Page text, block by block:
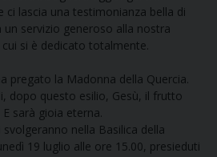
ci lascia una testimonianza bella di
servizio generoso alla nostra
si è dedicato totalmente.
pregato la Madonna della Quercia.
dopo questo esilio, Gesù, il frutto
sarà gioia eterna.
nella Basilica della
19 luglio alle ore 15.00, presieduti